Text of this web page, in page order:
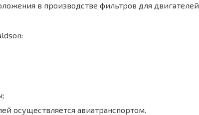
в производстве фильтров для
осуществляется авиатранспортом.